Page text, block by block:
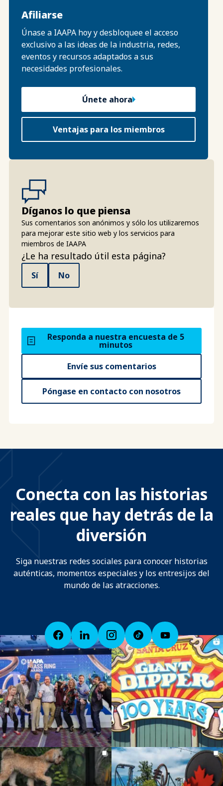
Afiliarse
Únase a IAAPA hoy y desbloquee el acceso
exclusivo a las ideas de la industria, redes,
eventos y recursos adaptados a sus
necesidades profesionales.
Únete ahora
Ventajas para los miembros
Díganos lo que piensa
Sus comentarios son anónimos y sólo los utilizaremos
para mejorar este sitio web y los servicios para
miembros de IAAPA
¿Le ha resultado útil esta página?
Sí No
Responda a nuestra encuesta de 5
minutos
Envíe sus comentarios
Póngase en contacto con nosotros
Conecta con las historias
reales que hay detrás de la
diversión
Siga nuestras redes sociales para conocer historias
auténticas, momentos especiales y los entresijos del
mundo de las atracciones.